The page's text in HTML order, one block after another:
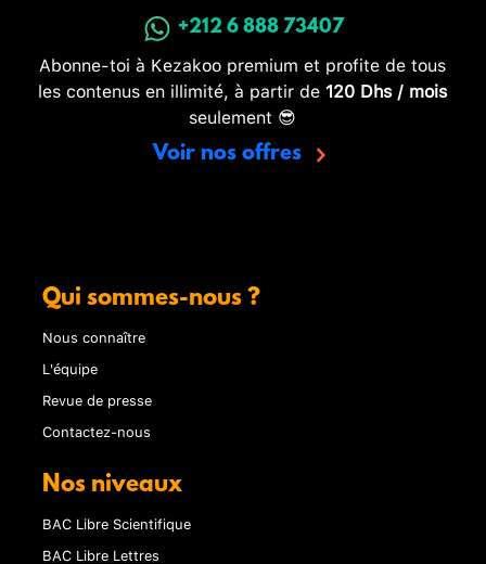
+212 6 888 73407
Abonne-toi à Kezakoo premium et profite de tous
les contenus en illimité, à partir de 120 Dhs / mois
seulement 😎
Voir nos offres
Qui sommes-nous ?
Nous connaître
L'équipe
Revue de presse
Contactez-nous
Nos niveaux
BAC Libre Scientifique
BAC Libre Lettres